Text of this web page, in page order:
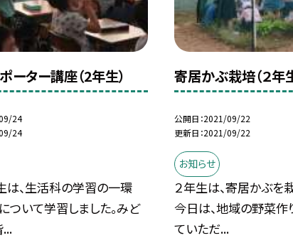
ーター講座（2年生）
24
24
は、生活科の学習の一環
ついて学習しました。みど
寄居かぶ栽培（２年
公開日 2021/09/22
更新日 2021/09/22
お知らせ
２年生は、寄居かぶを
今日は、地域の野菜作
ていただ...